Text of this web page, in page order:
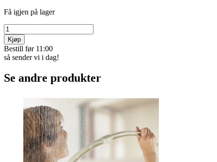
Få igjen på lager
Kjøp
Bestill før 11:00
så sender vi i dag!
Se andre produkter